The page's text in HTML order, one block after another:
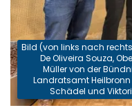
Bild (von links nach
De Oliveira Souza,
Müller von der
Landratsamt
Schädel und